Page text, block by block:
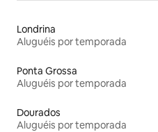
Londrina
Aluguéis por temporada
Ponta Grossa
Aluguéis por temporada
Dourados
Aluguéis por temporada